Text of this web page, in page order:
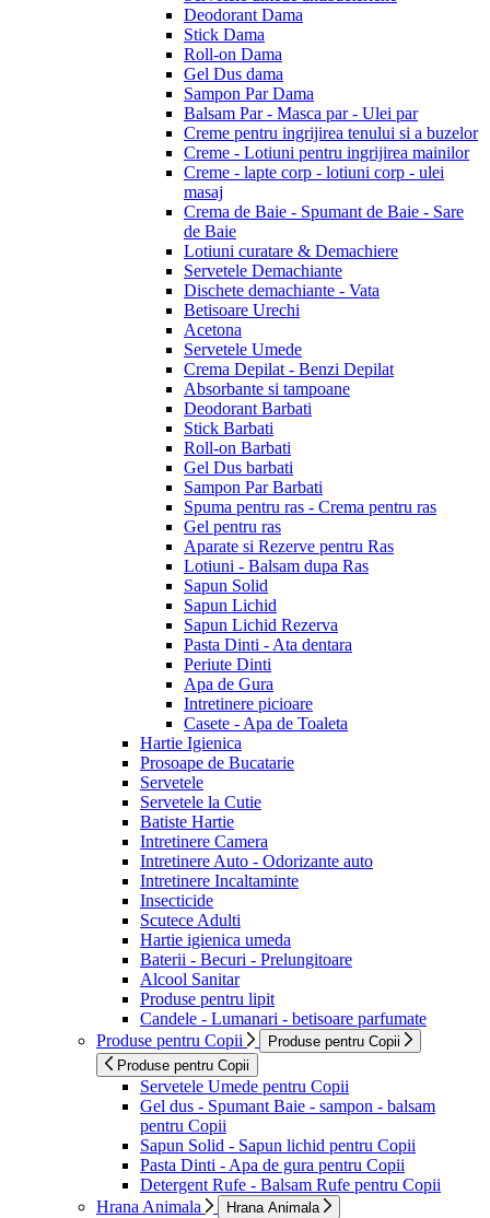
Deodorant Dama
Stick Dama
Roll-on Dama
Gel Dus dama
Sampon Par Dama
Balsam Par - Masca par - Ulei par
Creme pentru ingrijirea tenului si a buzelor
Creme - Lotiuni pentru ingrijirea mainilor
Creme - lapte corp - lotiuni corp - ulei
masaj
Crema de Baie - Spumant de Baie - Sare
de Baie
Lotiuni curatare & Demachiere
Servetele Demachiante
Dischete demachiante - Vata
Betisoare Urechi
Acetona
Servetele Umede
Crema Depilat - Benzi Depilat
Absorbante si tampoane
Deodorant Barbati
Stick Barbati
Roll-on Barbati
Gel Dus barbati
Sampon Par Barbati
Spuma pentru ras - Crema pentru ras
Gel pentru ras
Aparate si Rezerve pentru Ras
Lotiuni - Balsam dupa Ras
Sapun Solid
Sapun Lichid
Sapun Lichid Rezerva
Pasta Dinti - Ata dentara
Periute Dinti
Apa de Gura
Intretinere picioare
Casete - Apa de Toaleta
Hartie Igienica
Prosoape de Bucatarie
Servetele
Servetele la Cutie
Batiste Hartie
Intretinere Camera
Intretinere Auto - Odorizante auto
Intretinere Incaltaminte
Insecticide
Scutece Adulti
Hartie igienica umeda
Baterii - Becuri - Prelungitoare
Alcool Sanitar
Produse pentru lipit
Candele - Lumanari - betisoare parfumate
Produse pentru Copii
Produse pentru Copii
Produse pentru Copii
Servetele Umede pentru Copii
Gel dus - Spumant Baie - sampon - balsam
pentru Copii
Sapun Solid - Sapun lichid pentru Copii
Pasta Dinti - Apa de gura pentru Copii
Detergent Rufe - Balsam Rufe pentru Copii
Hrana Animala
Hrana Animala